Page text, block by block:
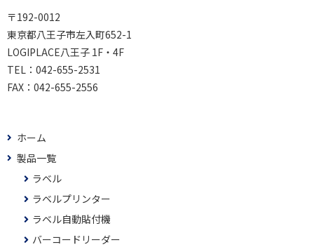
〒192-0012
東京都八王子市左入町652-1
LOGIPLACE八王子 1F・4F
TEL： 042-655-2531
FAX： 042-655-2556
ホーム
製品一覧
ラベル
ラベルプリンター
ラベル自動貼付機
バーコードリーダー